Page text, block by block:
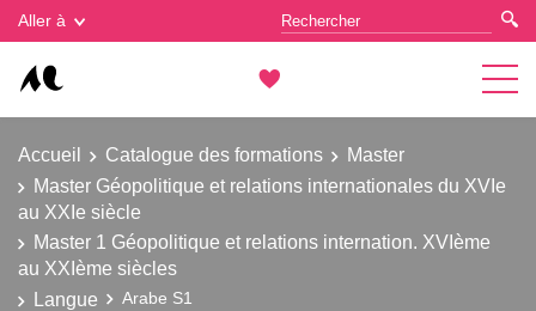
Aller à
Accueil Catalogue des formations
Master
Master Géopolitique et relations internationales du XVIe
au XXIe siècle
Master 1 Géopolitique et relations internation. XVIème
au XXIème siècles
Langue
Arabe S1
Gestion des cookies